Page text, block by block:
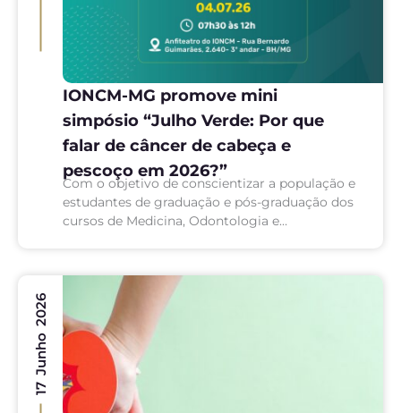
IONCM-MG promove mini
simpósio “Julho Verde: Por que
falar de câncer de cabeça e
pescoço em 2026?”
Com o objetivo de conscientizar a população e
estudantes de graduação e pós-graduação dos
cursos de Medicina, Odontologia e
MG)...
17 Junho 2026